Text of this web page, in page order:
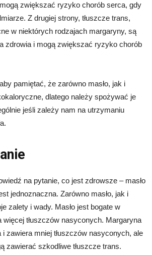
zwiększać ryzyko chorób serca, gdy
Z drugiej strony, tłuszcze trans,
w niektórych rodzajach margaryny, są
zdrowia i mogą zwiększać ryzyko chorób
pamiętać, że zarówno masło, jak i
dlatego należy spożywać je
jeśli zależy nam na utrzymaniu
na pytanie, co jest zdrowsze – masło
jednoznaczna. Zarówno masło, jak i
zalety i wady. Masło jest bogate w
więcej tłuszczów nasyconych. Margaryna
zawiera mniej tłuszczów nasyconych, ale
zawierać szkodliwe tłuszcze trans.